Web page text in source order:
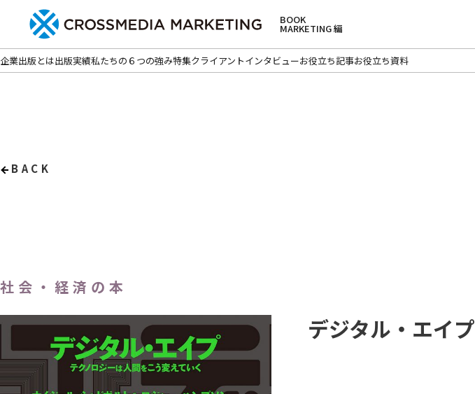
BOOK
MARKETING 編
企業出版とは出版実績私たちの６つの強み特集クライアントインタビューお役立ち記事お役立ち資料
BACK
社会・経済の本
デジタル・エイプ